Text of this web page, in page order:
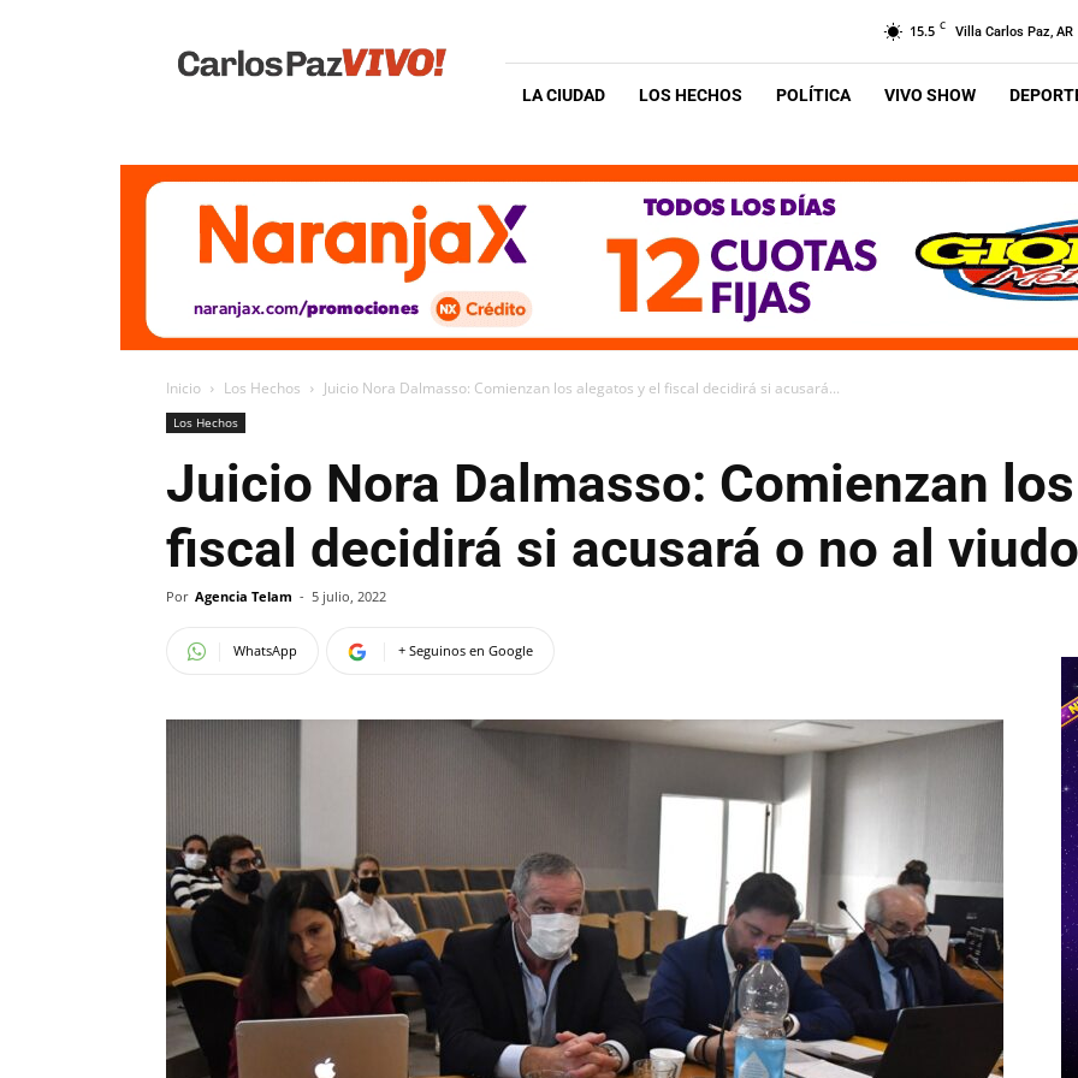
Vivo
15.5 C Villa Carlos Paz, AR
LA CIUDAD LOS HECHOS POLÍTICA VIVO SHOW
Inicio Los Hechos Juicio Nora Dalmasso: Comienzan los alegatos y el fiscal decidirá si acusará...
Los Hechos
Juicio Nora Dalmasso: Comienzan
fiscal decidirá si acusará o no al viudo
Por Agencia Telam - 5 julio, 2022
WhatsApp + Seguinos en Google